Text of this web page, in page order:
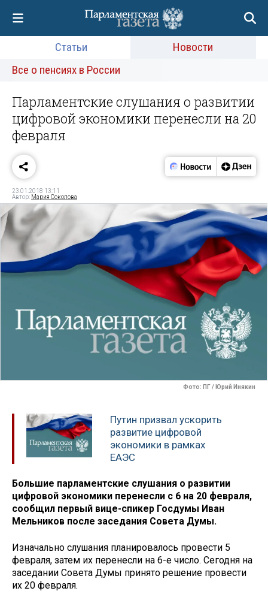
Статьи
Новости
Все о пенсиях в России
Парламентские слушания о развитии
цифровой экономики перенесли на 20
февраля
23.01.2018 13:11
Автор: Мария Соколова
Фото: ПГ / Юрий Инякин
Путин призвал ускорить
развитие цифровой
экономики в рамках
ЕАЭС
Большие парламентские слушания о развитии
цифровой экономики перенесли с 6 на 20 февраля,
сообщил первый вице-спикер Госдумы Иван
Мельников после заседания Совета Думы.
Изначально слушания планировалось провести 5
февраля, затем их перенесли на 6-е число. Сегодня на
заседании Совета Думы принято решение провести
их 20 февраля.